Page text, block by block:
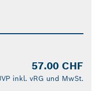
57.00 CHF
inkl. vRG und MwSt.